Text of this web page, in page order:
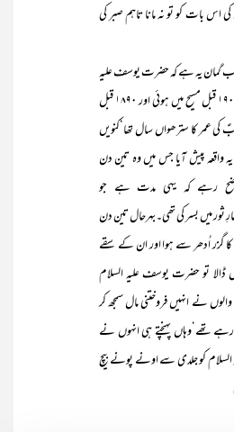
اس بات کو تو نہ مانا تاہم صبر کی
ہے کہ حضرت یوسف علیہ
السلام کی پیدائش ۱۹۰۶ قبل مسیح میں ہوئی اور ۱۸۹۰ قبل
کی عمر کا سترھواں سال تھا‘کنویں
واقعہ پیش آیا جس میں وہ تین دن
رہے کہ یہی مدت ہے جو
میں بسر کی تھی۔بہرحال تین دن
گزر اُدھر سے ہوا اور ان کے سقے
تو حضرت یوسف علیہ السلام
نے انہیں فروختنی مال سمجھ کر
رہے تھے‘وہاں پہنچتے ہی انہوں نے
کو جلدی سے اونے پونے بیچ